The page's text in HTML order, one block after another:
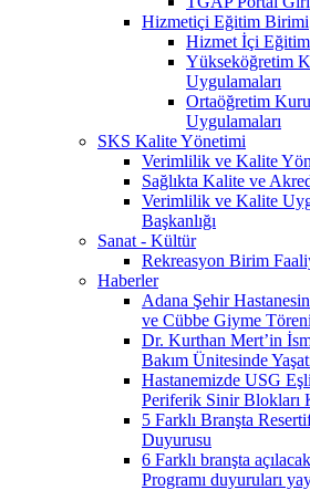
Hizmetiçi Eğitim Birimi
Hizmet İçi Eğitim
Yükseköğretim
Uygulamaları
Ortaöğretim
Uygulamaları
SKS Kalite Yönetimi
Verimlilik ve Kalite
Sağlıkta Kalite ve
Verimlilik ve Kalite
Başkanlığı
Sanat - Kültür
Rekreasyon Birim
Haberler
Adana Şehir
ve Cübbe Giyme
Dr. Kurthan Mert’in
Bakım Ünitesinde
Hastanemizde USG
Periferik Sinir Blokları
5 Farklı Branşta
Duyurusu
6 Farklı branşta
Programı duyuruları